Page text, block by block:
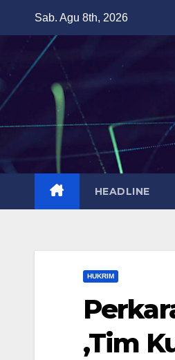
Sab. Agu 8th, 2026
HEADLINE
HUKRIM
,Tim